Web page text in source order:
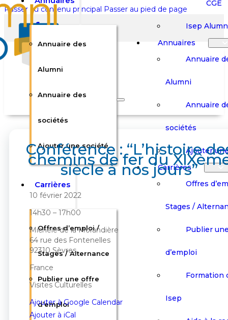
Passer au contenu principal Passer au pied de page
Rechercher sur le site
Rechercher
Votre panier est vide.
Se
Panier
Se
Annuaire des
Alumni
Annuaire des
sociétés
Ajouter une société
Carrières
Offres d’emploi /
Stages / Alternance
Publier une offre
d’emploi
CGE
Isep
Annuaires
Annuaire
Alumni
Annuaire
sociétés
Ajouter
Carrières
Offres
Stages /
Publier
d’emploi
Formation
Isep
Conférence : “L’histoire
chemins de fer du
siècle à nos jours”
10 février 2022
14h30 – 17h00
Michèle de la Morandière
64 rue des Fontenelles
92310 Sèvres
France
Visites Culturelles
Ajouter à Google Calendar
Ajouter à iCal